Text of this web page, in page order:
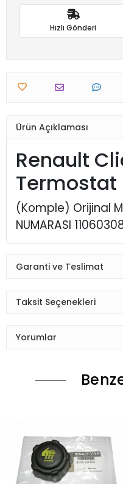
Hızlı Gönderi
Ürün Açıklaması
Renault
Termostat
(Komple) Orijinal
NUMARASI
Garanti ve Teslimat
Taksit Seçenekleri
Yorumlar